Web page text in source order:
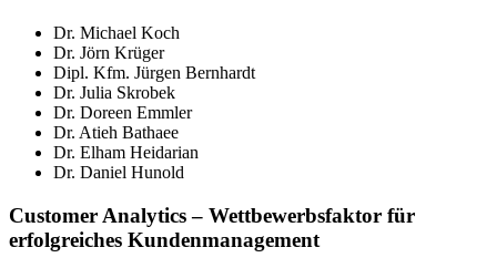
Dr. Michael Koch
Dr. Jörn Krüger
Dipl. Kfm. Jürgen Bernhardt
Dr. Julia Skrobek
Dr. Doreen Emmler
Dr. Atieh Bathaee
Dr. Elham Heidarian
Dr. Daniel Hunold
Customer Analytics – Wettbewerbsfaktor für
erfolgreiches Kundenmanagement